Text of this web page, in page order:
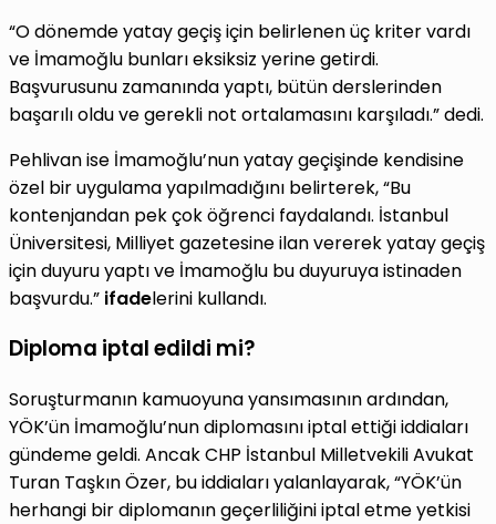
“O dönemde yatay geçiş için belirlenen üç kriter vardı
ve İmamoğlu bunları eksiksiz yerine getirdi.
Başvurusunu zamanında yaptı, bütün derslerinden
başarılı oldu ve gerekli not ortalamasını karşıladı.” dedi.
Pehlivan ise İmamoğlu’nun yatay geçişinde kendisine
özel bir uygulama yapılmadığını belirterek, “Bu
kontenjandan pek çok öğrenci faydalandı. İstanbul
Üniversitesi, Milliyet gazetesine ilan vererek yatay geçiş
için duyuru yaptı ve İmamoğlu bu duyuruya istinaden
başvurdu.” ifadelerini kullandı.
Diploma iptal edildi mi?
Soruşturmanın kamuoyuna yansımasının ardından,
YÖK’ün İmamoğlu’nun diplomasını iptal ettiği iddiaları
gündeme geldi. Ancak CHP İstanbul Milletvekili Avukat
Turan Taşkın Özer, bu iddiaları yalanlayarak, “YÖK’ün
herhangi bir diplomanın geçerliliğini iptal etme yetkisi